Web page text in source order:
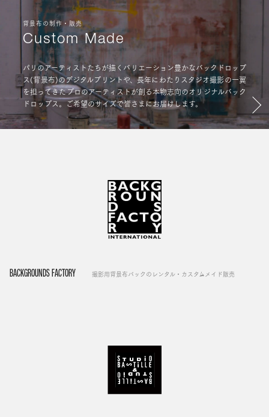
背景布の制作・販売
Custom Made
パリのアーティストたちが描くバリエーション豊かなバックドロップ
ス(背景布)のデジタルプリントや、長年にわたりスタジオ撮影の一翼
を担ってきたプロのアーティストが創る本物志向のオリジナルバック
ドロップス。ご希望のサイズで皆さまにお届けします。
BACKGROUNDS FACTORY 撮影用背景布バックのレンタル・カスタムメイド販売